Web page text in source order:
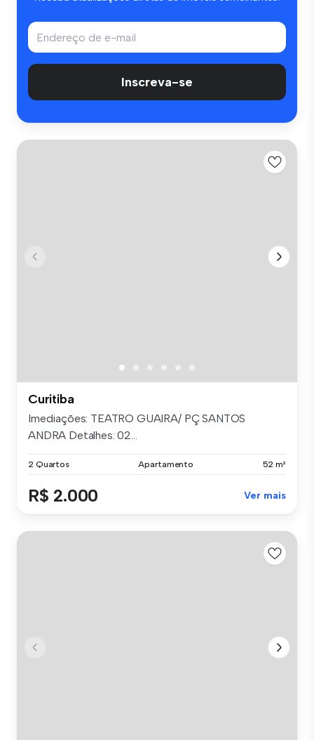
Inscreva-se
Curitiba
Imediações: TEATRO GUAIRA/ PÇ SANTOS
ANDRA Detalhes: 02...
2 Quartos Apartamento 52 m²
R$ 2.000 Ver mais